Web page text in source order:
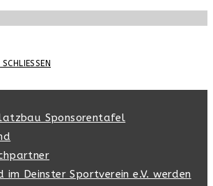
SCHLIESSEN
Sponsorentafel
im Deinster Sportverein e.V. werden